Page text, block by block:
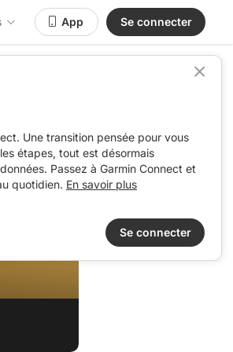
App Se connecter
Une transition pensée pour vous
étapes, tout est désormais
Passez à Garmin Connect et
quotidien. En savoir plus
Se connecter